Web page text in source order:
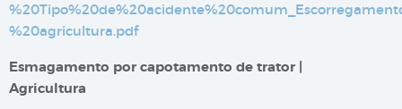
%20agricultura.pdf
Esmagamento por capotamento de trator |
Agricultura​